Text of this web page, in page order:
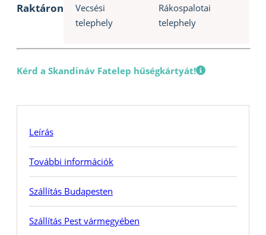
Raktáron
Vecsési
telephely
Rákospalotai
telephely
Kérd a Skandináv Fatelep hűségkártyát!
Leírás
További információk
Szállítás Budapesten
Szállítás Pest vármegyében